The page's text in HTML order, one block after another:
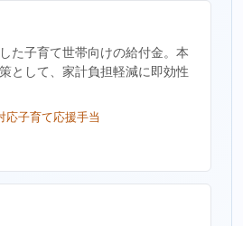
た子育て世帯向けの給付金。本
として、家計負担軽減に即効性
子育て応援手当